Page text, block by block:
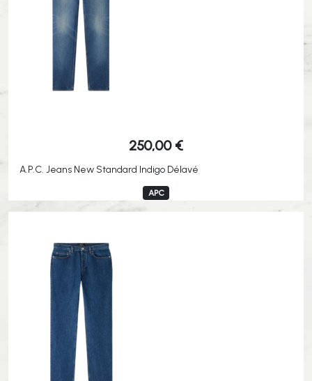
250,00 €
A.P.C. Jeans New Standard Indigo Délavé
APC